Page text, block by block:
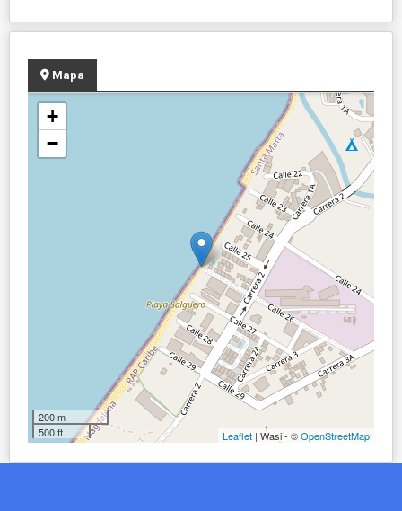
Mapa
+
−
200 m
500 ft
Leaflet | Wasi - ©OpenStreetMap